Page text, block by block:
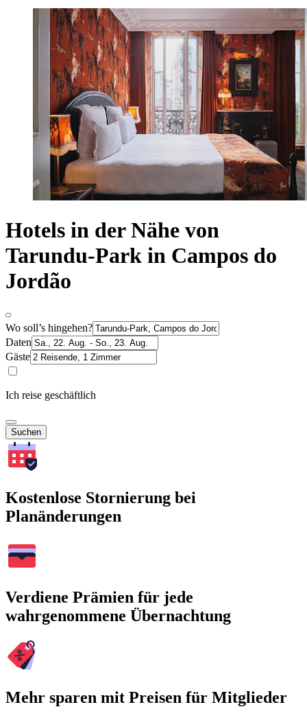
Hotels in der Nähe von
Tarundu-Park in Campos do
Jordão
Wo soll’s hingehen?
Daten
Gäste
Ich reise geschäftlich
Suchen
Kostenlose Stornierung bei
Planänderungen
Verdiene Prämien für jede
wahrgenommene Übernachtung
Mehr sparen mit Preisen für Mitglieder